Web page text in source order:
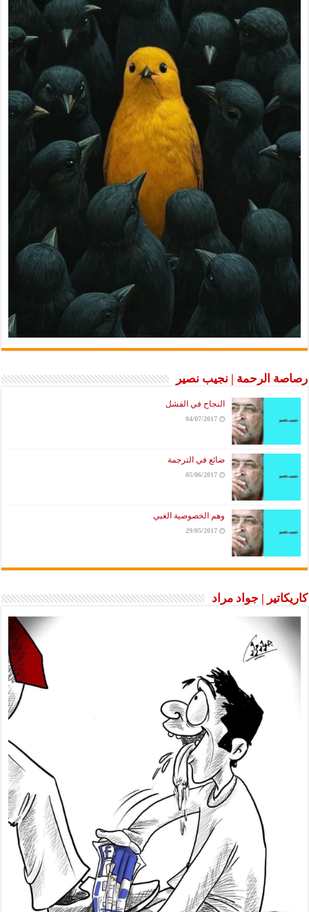
رصاصة الرحمة | نجيب نصير
النجاح في الفشل
04/07/2017
ضائع في الترجمة
05/06/2017
وهم الخصوصية الغبي
29/05/2017
كاريكاتير | جواد مراد